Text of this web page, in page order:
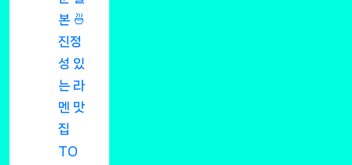
본 🍜
진정
성 있
는 라
멘 맛
집
TO